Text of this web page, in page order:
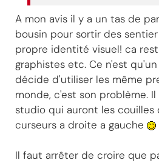
A mon avis il y a un tas de
bousin pour sortir des
propre identité visuel! ca
graphistes etc. Ce n'est
décide d'utiliser les même
monde, c'est son problème.
studio qui auront les couilles
curseurs a droite a gauche
Il faut arrêter de croire que